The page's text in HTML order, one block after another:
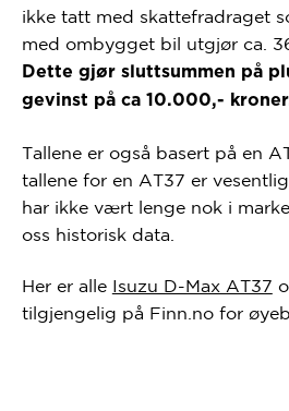
ikke tatt med skattefradraget
med ombygget bil utgjør ca.
Dette gjør sluttsummen på
gevinst på ca 10.000,-
Tallene er også basert på en
tallene for en AT37 er
har ikke vært lenge nok i
oss historisk data.
Her er alle Isuzu D-Max AT37
tilgjengelig på Finn.no for